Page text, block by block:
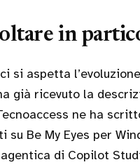
in
si aspetta
già ricevuto la
ne ha
su Be My Eyes per
di Copilot